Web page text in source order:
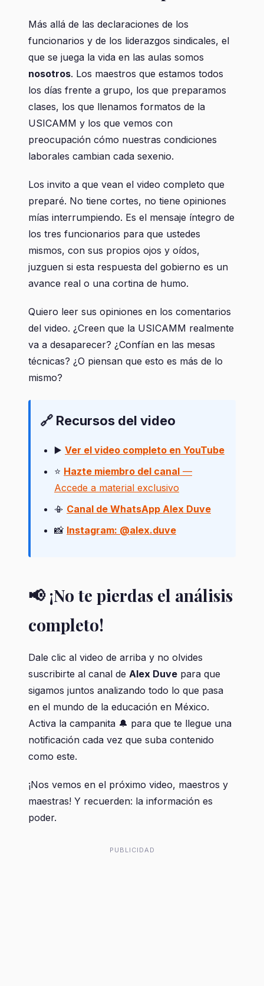
Más allá de las declaraciones de los
funcionarios y de los liderazgos sindicales, el
que se juega la vida en las aulas somos
nosotros. Los maestros que estamos todos
los días frente a grupo, los que preparamos
clases, los que llenamos formatos de la
USICAMM y los que vemos con
preocupación cómo nuestras condiciones
laborales cambian cada sexenio.
Los invito a que vean el video completo que
preparé. No tiene cortes, no tiene opiniones
mías interrumpiendo. Es el mensaje íntegro de
los tres funcionarios para que ustedes
mismos, con sus propios ojos y oídos,
juzguen si esta respuesta del gobierno es un
avance real o una cortina de humo.
Quiero leer sus opiniones en los comentarios
del video. ¿Creen que la USICAMM realmente
va a desaparecer? ¿Confían en las mesas
técnicas? ¿O piensan que esto es más de lo
mismo?
🔗 Recursos del video
▶️ Ver el video completo en YouTube
⭐ Hazte miembro del canal —
Accede a material exclusivo
📳 Canal de WhatsApp Alex Duve
📸 Instagram: @alex.duve
📢 ¡No te pierdas el análisis
completo!
Dale clic al video de arriba y no olvides
suscribirte al canal de Alex Duve para que
sigamos juntos analizando todo lo que pasa
en el mundo de la educación en México.
Activa la campanita 🔔 para que te llegue una
notificación cada vez que suba contenido
como este.
¡Nos vemos en el próximo video, maestros y
maestras! Y recuerden: la información es
poder.
PUBLICIDAD